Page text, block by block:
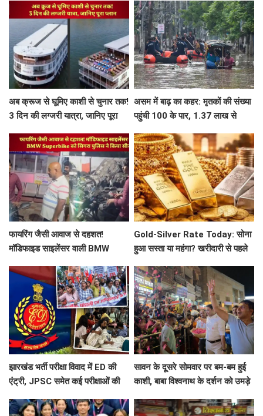
छोड़ा वाटर कैनन
अब क्रूज से घूमिए काशी से चुनार तक!
3 दिन की लग्जरी यात्रा, जानिए पूरा
असम में बाढ़ का कहर: मृतकों की संख्या
पहुंची 100 के पार, 1.37 लाख से
फायरिंग जैसी आवाज से दहशत!
मॉडिफाइड साइलेंसर वाली BMW
सीज
Gold-Silver Rate Today: सोना
हुआ सस्ता या महंगा? खरीदारी से पहले
झारखंड भर्ती परीक्षा विवाद में ED की
एंट्री, JPSC समेत कई परीक्षाओं की
आंदोलन जारी ​​​​​​​
सावन के दूसरे सोमवार पर बम-बम हुई
काशी, बाबा विश्वनाथ के दर्शन को उमड़े